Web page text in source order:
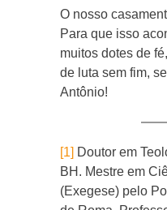
O nosso
Para que isso
muitos dotes de
de luta sem fim,
Antônio!
[1] Doutor em
BH. Mestre em
(Exegese) pelo